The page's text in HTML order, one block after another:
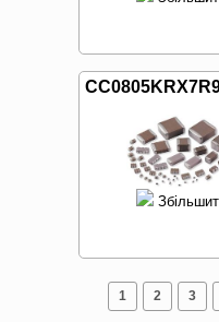
1 2 3